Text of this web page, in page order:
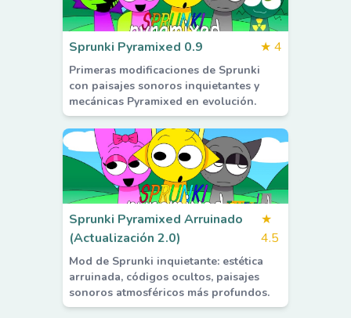
Sprunki Pyramixed 0.9 ★ 4
Primeras modificaciones de Sprunki
con paisajes sonoros inquietantes y
mecánicas Pyramixed en evolución.
Sprunki Pyramixed Arruinado
(Actualización 2.0)
★
4.5
Mod de Sprunki inquietante: estética
arruinada, códigos ocultos, paisajes
sonoros atmosféricos más profundos.